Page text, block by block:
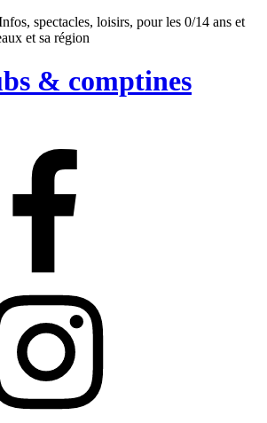
spectacles, loisirs, pour les 0/14 ans et
et sa région